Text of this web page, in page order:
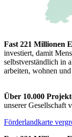
Fast 221 Millionen
investiert, damit
selbstverständlich in
arbeiten, wohnen
Über 10.000
unserer Gesellschaft
Förderlandkarte